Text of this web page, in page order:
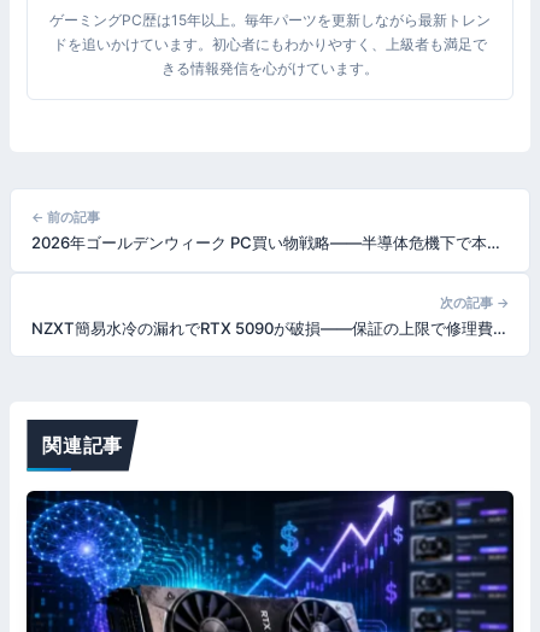
ゲーミングPC歴は15年以上。毎年パーツを更新しながら最新トレン
ドを追いかけています。初心者にもわかりやすく、上級者も満足で
きる情報発信を心がけています。
投
稿
ビ
シ
ョ
ン
← 前の記事
2026年ゴールデンウィーク PC買い物戦略——半導体危機下で本当に買うべきCPU・GPU・メモリの7原則
次の記事 →
NZXT簡易水冷の漏れでRTX 5090が破損——保証の上限で修理費が足りず訴訟へ発展した事件の全容
関連記事